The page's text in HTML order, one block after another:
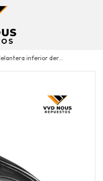
derecha jeep compass 2.4 2007/2017